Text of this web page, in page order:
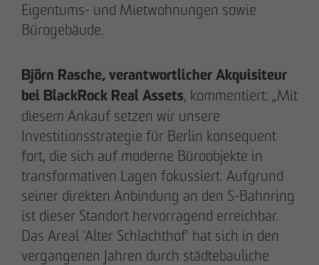
Eigentums- und Mietwohnungen sowie
Bürogebäude.
Björn Rasche, verantwortlicher Akquisiteur
bei BlackRock Real Assets, kommentiert: „Mit
diesem Ankauf setzen wir unsere
Investitionsstrategie für Berlin konsequent
fort, die sich auf moderne Büroobjekte in
transformativen Lagen fokussiert. Aufgrund
seiner direkten Anbindung an den S-Bahnring
ist dieser Standort hervorragend erreichbar.
Das Areal ‘Alter Schlachthof' hat sich in den
vergangenen Jahren durch städtebauliche